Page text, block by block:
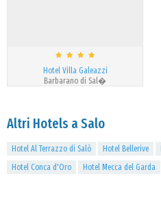
Hotel Villa Galeazzi
Barbarano di Sal�
Altri Hotels a Salo
Hotel Al Terrazzo di Salò Hotel Bellerive
Hotel Conca d'Oro
Hotel Mecca del Garda